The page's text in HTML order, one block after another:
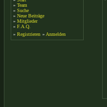
» Team
» Suche
» Neue Beiträge
» Mitglieder
» F.A.Q.
» Registrieren » Anmelden